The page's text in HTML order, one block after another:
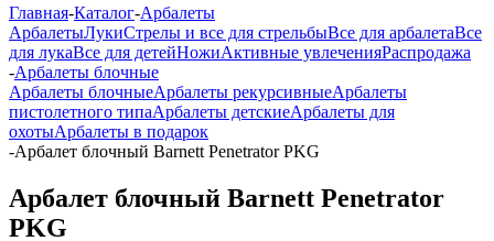
Главная-Каталог-Арбалеты
АрбалетыЛукиСтрелы и все для стрельбыВсе для арбалетаВсе
для лукаВсе для детейНожиАктивные увлеченияРаспродажа
-Арбалеты блочные
Арбалеты блочныеАрбалеты рекурсивныеАрбалеты
пистолетного типаАрбалеты детскиеАрбалеты для
охотыАрбалеты в подарок
-Арбалет блочный Barnett Penetrator PKG
Арбалет блочный Barnett Penetrator
PKG